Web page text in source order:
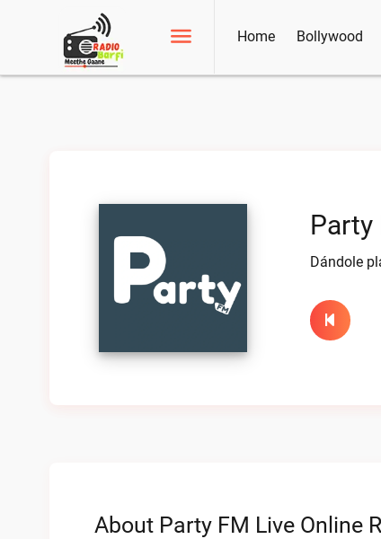
Home Bollywood
Party
Dándole
About Party FM Live Online